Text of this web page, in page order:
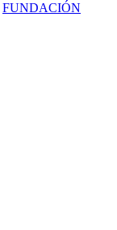
FUNDACIÓN